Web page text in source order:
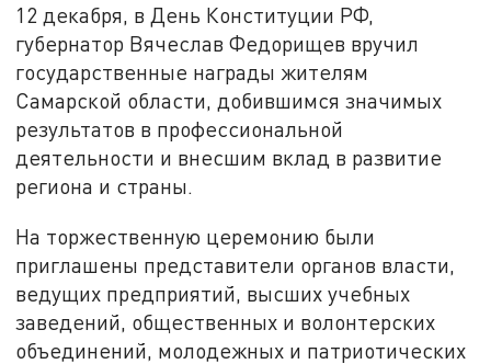
12 декабря, в День Конституции РФ,
губернатор Вячеслав Федорищев вручил
государственные награды жителям
Самарской области, добившимся значимых
результатов в профессиональной
деятельности и внесшим вклад в развитие
региона и страны.
На торжественную церемонию были
приглашены представители органов власти,
ведущих предприятий, высших учебных
заведений, общественных и волонтерских
объединений, молодежных и патриотических